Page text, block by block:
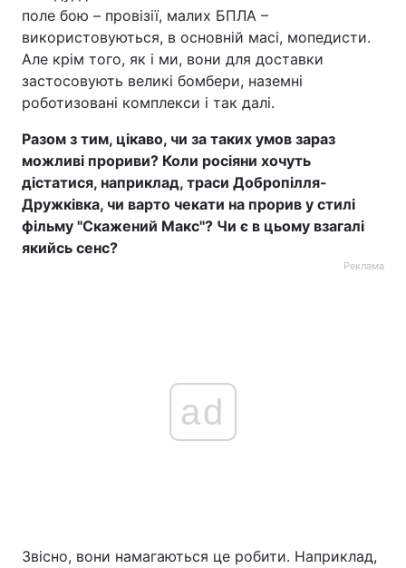
поле бою – провізії, малих БПЛА –
використовуються, в основній масі, мопедисти.
Але крім того, як і ми, вони для доставки
застосовують великі бомбери, наземні
роботизовані комплекси і так далі.
Разом з тим, цікаво, чи за таких умов зараз
можливі прориви? Коли росіяни хочуть
дістатися, наприклад, траси Добропілля-
Дружківка, чи варто чекати на прорив у стилі
фільму "Скажений Макс"? Чи є в цьому взагалі
якийсь сенс?
Реклама
ad
Звісно, вони намагаються це робити. Наприклад,